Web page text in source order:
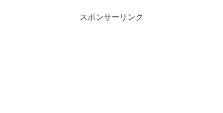
スポンサーリンク